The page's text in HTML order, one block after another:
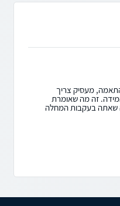
מעסיק צריך
זה מה שאומרת
שאתה בעקבות המחלה